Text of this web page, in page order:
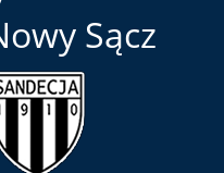
Sącz